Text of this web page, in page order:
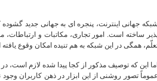
شبکه جهانی اینترنت، پنجره ای به جهانی جدید
ساخته است. امور تجاری، مکاتبات و
همگی در این شبکه به هم تنیده امکان وقوع
اما این که توصیف مذکور از کجا پیدا شده لازم است،
عموماً تصور روشنی از این ابزار در ذهن کاربران وجود